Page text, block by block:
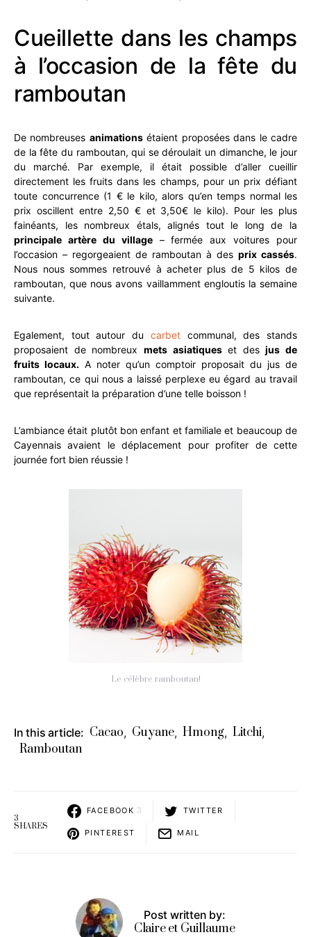
Cueillette dans les champs
à l’occasion de la fête du
ramboutan
De nombreuses animationsétaient proposées dans le cadre
de la fête du ramboutan, qui se déroulait un dimanche, le jour
du marché. Par exemple, il était possible d’aller cueillir
directement les fruits dans les champs, pour un prix défiant
toute concurrence (1 € le kilo, alors qu’en temps normal les
prix oscillent entre 2,50 € et 3,50€ le kilo). Pour les plus
fainéants, les nombreux étals, alignés tout le long de la
principale artère du village– fermée aux voitures pour
l’occasion – regorgeaient de ramboutan à des prix cassés.
Nous nous sommes retrouvé à acheter plus de 5 kilos de
ramboutan, que nous avons vaillamment engloutis la semaine
suivante.
Egalement, tout autour du carbetcommunal, des stands
proposaient de nombreux mets asiatiqueset desjus de
fruits locaux. A noter qu’un comptoir proposait du jus de
ramboutan, ce qui nous a laissé perplexe eu égard au travail
que représentait la préparation d’une telle boisson !
L’ambiance était plutôt bon enfant et familiale et beaucoup de
Cayennais avaient le déplacement pour profiter de cette
journée fort bien réussie !
Le célèbre ramboutan!
In this article: Cacao, Guyane, Hmong, Litchi,
Ramboutan
3
SHARES
FACEBOOK 3 TWITTER
PINTEREST MAIL
Post written by:
Claire et Guillaume